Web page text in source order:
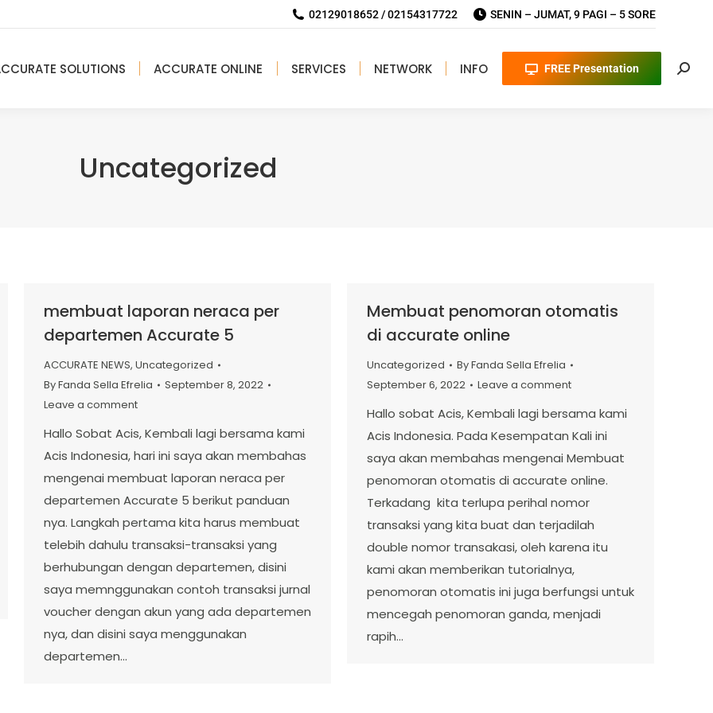
02129018652 / 02154317722 SENIN – JUMAT, 9 PAGI – 5 SORE
SOLUTIONS ACCURATE ONLINE SERVICES NETWORK INFO FREE Presentation
Uncategorized
membuat laporan neraca per
departemen Accurate 5
ACCURATE NEWS, Uncategorized
ByFanda Sella Efrelia
September 8, 2022
Leave a comment
Hallo Sobat Acis, Kembali lagi bersama kami
Acis Indonesia, hari ini saya akan membahas
mengenai membuat laporan neraca per
departemen Accurate 5 berikut panduan
nya. Langkah pertama kita harus membuat
telebih dahulu transaksi-transaksi yang
berhubungan dengan departemen, disini
saya memnggunakan contoh transaksi jurnal
voucher dengan akun yang ada departemen
nya, dan disini saya menggunakan
departemen…
Membuat penomoran otomatis
di accurate online
Uncategorized ByFanda Sella Efrelia
September 6, 2022
Leave a comment
Hallo sobat Acis, Kembali lagi bersama kami
Acis Indonesia. Pada Kesempatan Kali ini
saya akan membahas mengenai Membuat
penomoran otomatis di accurate online.
Terkadang kita terlupa perihal nomor
transaksi yang kita buat dan terjadilah
double nomor transakasi, oleh karena itu
kami akan memberikan tutorialnya,
penomoran otomatis ini juga berfungsi untuk
mencegah penomoran ganda, menjadi
rapih…